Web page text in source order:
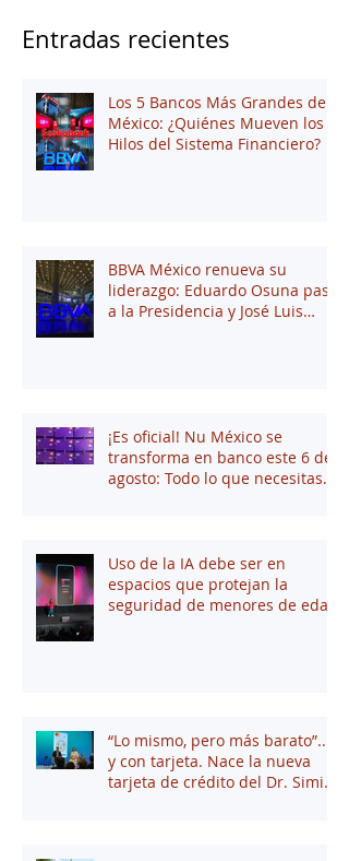
Entradas recientes
Los 5 Bancos Más Grandes de
México: ¿Quiénes Mueven los
Hilos del Sistema Financiero?
BBVA México renueva su
liderazgo: Eduardo Osuna pasa
a la Presidencia y José Luis
¡Es oficial! Nu México se
transforma en banco este 6 de
agosto: Todo lo que necesitas
Uso de la IA debe ser en
espacios que protejan la
seguridad de menores de edad
“Lo mismo, pero más barato”...
y con tarjeta. Nace la nueva
tarjeta de crédito del Dr. Simi